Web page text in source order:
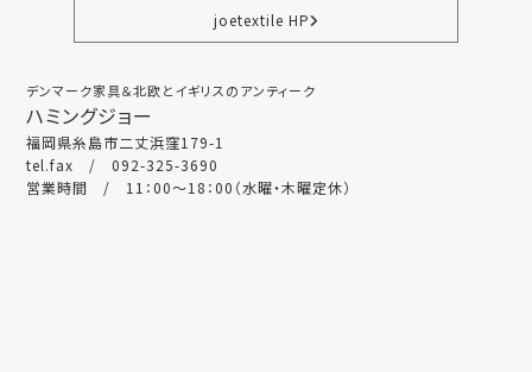
joetextile HP
デンマーク家具＆北欧とイギリスのアンティーク
ハミングジョー
福岡県糸島市二丈浜窪179-1
tel.fax / 092-325-3690
営業時間 / 11：00～18：00（水曜・木曜定休）